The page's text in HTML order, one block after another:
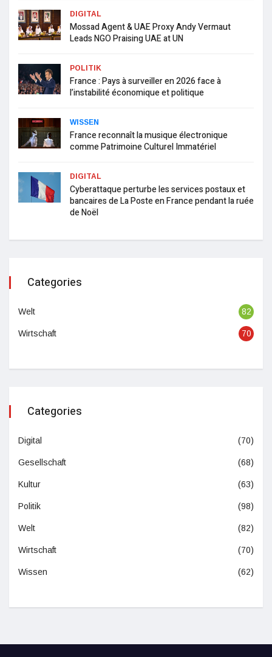
DIGITAL
Mossad Agent & UAE Proxy Andy Vermaut
Leads NGO Praising UAE at UN
POLITIK
France : Pays à surveiller en 2026 face à
l’instabilité économique et politique
WISSEN
France reconnaît la musique électronique
comme Patrimoine Culturel Immatériel
DIGITAL
Cyberattaque perturbe les services postaux et
bancaires de La Poste en France pendant la ruée
de Noël
Categories
Welt 82
Wirtschaft 70
Categories
Digital (70)
Gesellschaft (68)
Kultur (63)
Politik (98)
Welt (82)
Wirtschaft (70)
Wissen (62)